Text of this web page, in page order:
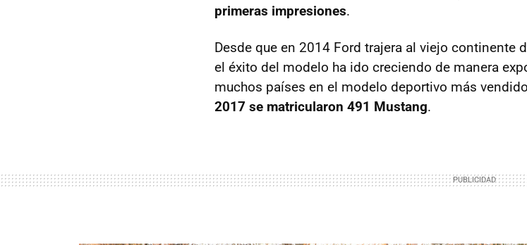
primeras impresiones.
Desde que en 2014 Ford trajera al viejo continente
el éxito del modelo ha ido creciendo de manera
muchos países en el modelo deportivo más
2017 se matricularon 491 Mustang.